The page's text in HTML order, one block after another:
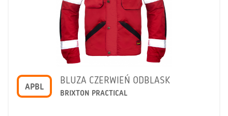
APBL
BLUZA CZERWIEŃ ODBLASK
BRIXTON PRACTICAL